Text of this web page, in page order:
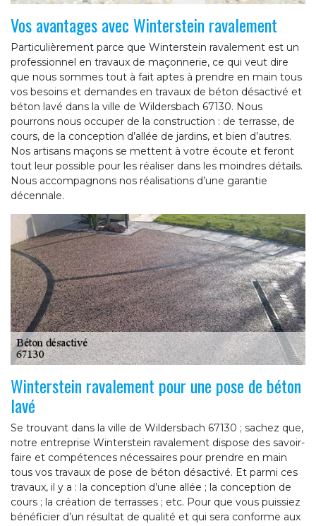
Vos avantages avec Winterstein ravalement
Particulièrement parce que Winterstein ravalement est un
professionnel en travaux de maçonnerie, ce qui veut dire
que nous sommes tout à fait aptes à prendre en main tous
vos besoins et demandes en travaux de béton désactivé et
béton lavé dans la ville de Wildersbach 67130. Nous
pourrons nous occuper de la construction : de terrasse, de
cours, de la conception d’allée de jardins, et bien d’autres.
Nos artisans maçons se mettent à votre écoute et feront
tout leur possible pour les réaliser dans les moindres détails.
Nous accompagnons nos réalisations d’une garantie
décennale.
Winterstein ravalement pour une pose de béton
lavé
Se trouvant dans la ville de Wildersbach 67130 ; sachez que,
notre entreprise Winterstein ravalement dispose des savoir-
faire et compétences nécessaires pour prendre en main
tous vos travaux de pose de béton désactivé. Et parmi ces
travaux, il y a : la conception d’une allée ; la conception de
cours ; la création de terrasses ; etc. Pour que vous puissiez
bénéficier d’un résultat de qualité et qui sera conforme aux